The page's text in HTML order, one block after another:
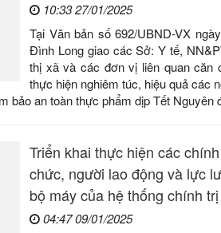
10:33 27/01/2025
Tại Văn bản số 692/UBND-VX
Đình Long giao các Sở: Y tế,
thị xã và các đơn vị liên quan căn
thực hiện nghiêm túc, hiệu quả các
bảo an toàn thực phẩm dịp Tết Nguyên
Triển khai thực hiện các
chức, người lao động và lực
bộ máy của hệ thống chính trị
04:47 09/01/2025